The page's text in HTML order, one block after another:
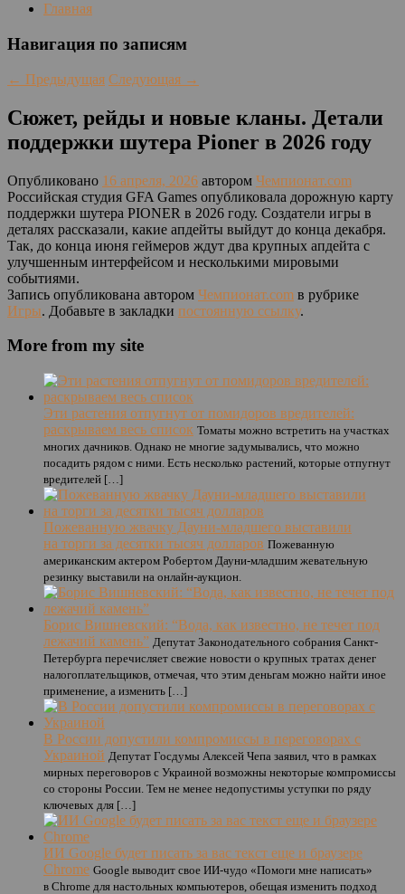
Главная
Навигация по записям
← Предыдущая Следующая →
Сюжет, рейды и новые кланы. Детали
поддержки шутера Pioner в 2026 году
Опубликовано 16 апреля, 2026 автором Чемпионат.com
Российская студия GFA Games опубликовала дорожную карту
поддержки шутера PIONER в 2026 году. Создатели игры в
деталях рассказали, какие апдейты выйдут до конца декабря.
Так, до конца июня геймеров ждут два крупных апдейта с
улучшенным интерфейсом и несколькими мировыми
событиями.
Запись опубликована автором Чемпионат.com в рубрике
Игры. Добавьте в закладки постоянную ссылку.
More from my site
Эти растения отпугнут от помидоров вредителей:
раскрываем весь список Томаты можно встретить на участках
многих дачников. Однако не многие задумывались, что можно
посадить рядом с ними. Есть несколько растений, которые отпугнут
вредителей […]
Пожеванную жвачку Дауни-младшего выставили
на торги за десятки тысяч долларов Пожеванную
американским актером Робертом Дауни-младшим жевательную
резинку выставили на онлайн-аукцион.
Борис Вишневский: “Вода, как известно, не течет под
лежачий камень” Депутат Законодательного собрания Санкт-
Петербурга перечисляет свежие новости о крупных тратах денег
налогоплательщиков, отмечая, что этим деньгам можно найти иное
применение, а изменить […]
В России допустили компромиссы в переговорах с
Украиной Депутат Госдумы Алексей Чепа заявил, что в рамках
мирных переговоров с Украиной возможны некоторые компромиссы
со стороны России. Тем не менее недопустимы уступки по ряду
ключевых для […]
ИИ Google будет писать за вас текст еще и браузере
Chrome Google выводит свое ИИ-чудо «Помоги мне написать»
в Chrome для настольных компьютеров, обещая изменить подход